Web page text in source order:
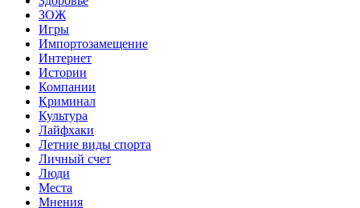
ЗОЖ
Игры
Импортозамещение
Интернет
Истории
Компании
Криминал
Культура
Лайфхаки
Летние виды спорта
Личный счет
Люди
Места
Мнения